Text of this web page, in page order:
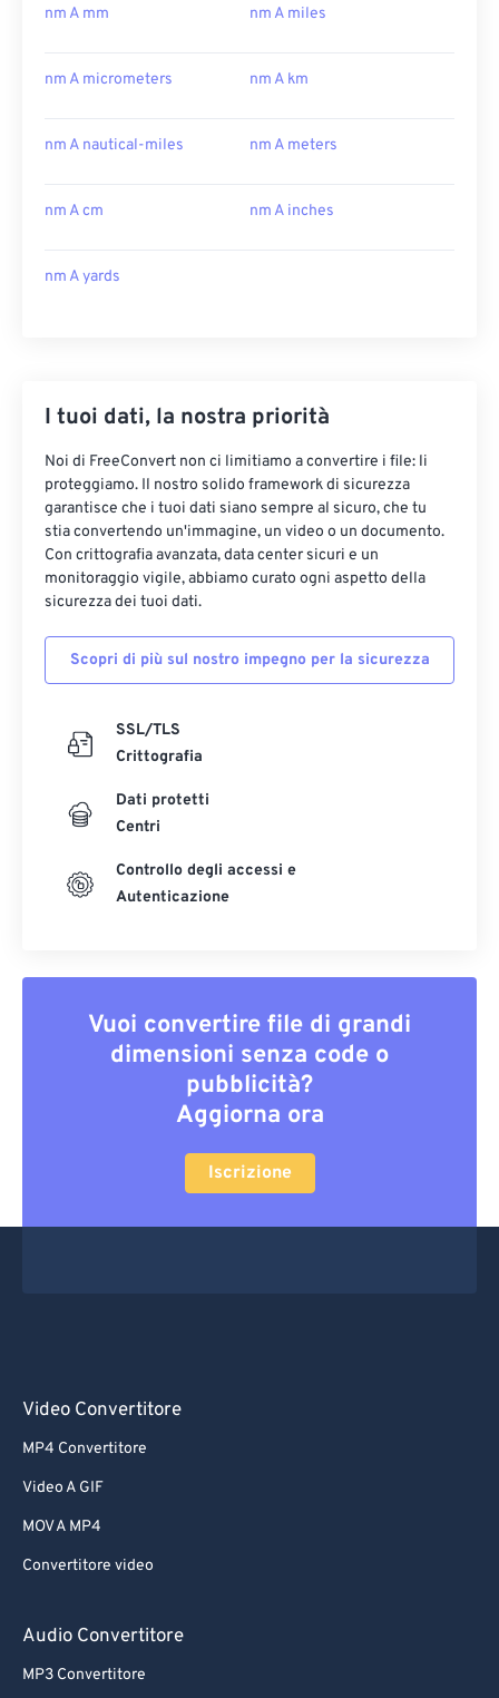
nm A mm nm A miles
nm A micrometers nm A km
nm A nautical-miles nm A meters
nm A cm nm A inches
nm A yards
I tuoi dati, la nostra priorità
Noi di FreeConvert non ci limitiamo a convertire i file: li
proteggiamo. Il nostro solido framework di sicurezza
garantisce che i tuoi dati siano sempre al sicuro, che tu
stia convertendo un'immagine, un video o un documento.
Con crittografia avanzata, data center sicuri e un
monitoraggio vigile, abbiamo curato ogni aspetto della
sicurezza dei tuoi dati.
Scopri di più sul nostro impegno per la sicurezza
SSL/TLS
Crittografia
Dati protetti
Centri
Controllo degli accessi e
Autenticazione
Vuoi convertire file di grandi
dimensioni senza code o
pubblicità?
Aggiorna ora
Iscrizione
Video Convertitore
MP4 Convertitore
Video A GIF
MOV A MP4
Convertitore video
Audio Convertitore
MP3 Convertitore